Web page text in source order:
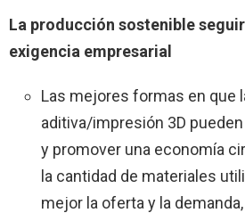
La producción sostenible
exigencia empresarial
Las mejores formas en que
aditiva/impresión 3D
y promover una economía
la cantidad de materiales
mejor la oferta y la